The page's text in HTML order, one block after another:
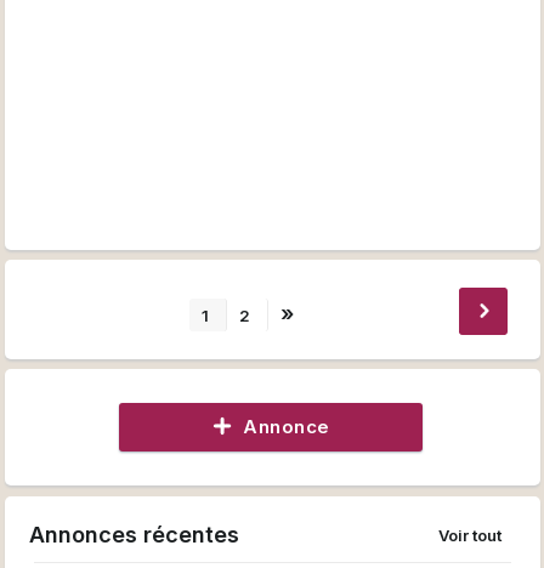
1 2 »
Annonce
Annonces récentes Voir tout